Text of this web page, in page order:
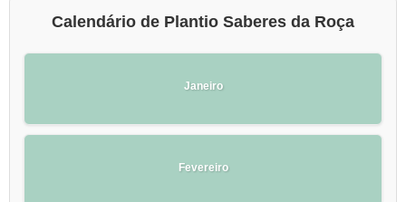
Calendário de Plantio Saberes da Roça
Janeiro
Fevereiro